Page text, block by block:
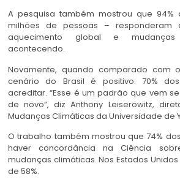
A pesquisa também mostrou que 94%
milhões de pessoas – responderam
aquecimento global e
acontecendo.
Novamente, quando comparado com
cenário do Brasil é positivo: 70%
acreditar. “Esse é um padrão que vem
de novo”, diz Anthony Leiserowitz,
Mudanças Climáticas da Universidade de
O trabalho também mostrou que 74%
haver concordância na Ciência
mudanças climáticas. Nos Estados
de 58%.